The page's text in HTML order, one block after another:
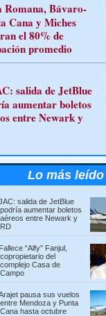
Romana, Bávaro-
Cana y Miches
el 80% de
promedio
salida de JetBlue
aumentar boletos
entre Newark y
Lo más leído
salida de JetBlue
podría aumentar boletos
aéreos entre Newark y
RD
Fallece “Alfy” Fanjul,
copropietario del
complejo Casa de
Campo
pausa sus vuelos
entre Mendoza y Punta
Cana hasta octubre